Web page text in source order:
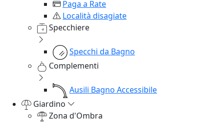
Paga a Rate
Località disagiate
Specchiere
Specchi da Bagno
Complementi
Ausili Bagno Accessibile
Giardino
Zona d'Ombra